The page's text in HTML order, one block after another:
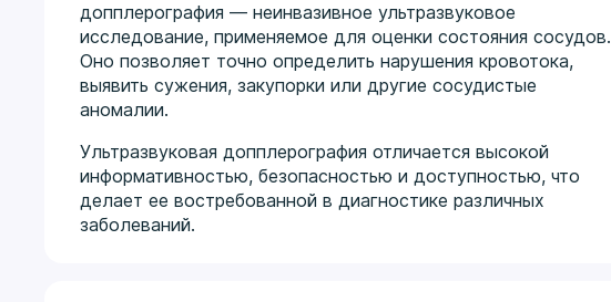
допплерография — неинвазивное ультразвуковое
исследование, применяемое для оценки состояния сосудов.
Оно позволяет точно определить нарушения кровотока,
выявить сужения, закупорки или другие сосудистые
аномалии.
Ультразвуковая допплерография отличается высокой
информативностью, безопасностью и доступностью, что
делает ее востребованной в диагностике различных
заболеваний.